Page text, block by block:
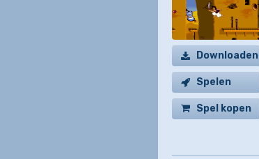
Downloaden
Spelen
Spel kopen